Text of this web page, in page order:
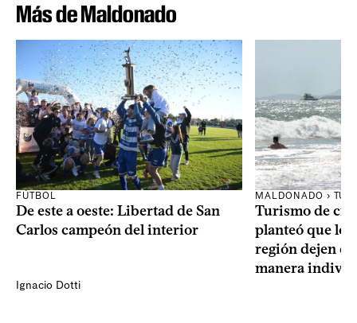
Más de Maldonado
FÚTBOL
De este a oeste: Libertad de San
Carlos campeón del interior
Ignacio Dotti
MALDONADO ›
Turismo de
planteó que
región dejen
manera